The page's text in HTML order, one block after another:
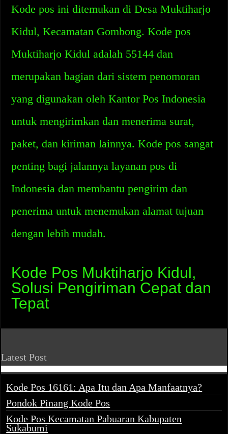
Kode pos ini ditemukan di Desa Muktiharjo
Kidul, Kecamatan Gombong. Kode pos
Muktiharjo Kidul adalah 55144 dan
merupakan bagian dari sistem penomoran
yang digunakan oleh Kantor Pos Indonesia
untuk mengirimkan dan menerima surat,
paket, dan kiriman lainnya. Kode pos sangat
penting bagi jalannya layanan pos di
Indonesia dan membantu pengirim dan
penerima untuk menemukan alamat tujuan
dengan lebih mudah.
Kode Pos Muktiharjo Kidul,
Solusi Pengiriman Cepat dan
Tepat
Latest Post
Kode Pos 16161: Apa Itu dan Apa Manfaatnya?
Pondok Pinang Kode Pos
Kode Pos Kecamatan Pabuaran Kabupaten
Sukabumi